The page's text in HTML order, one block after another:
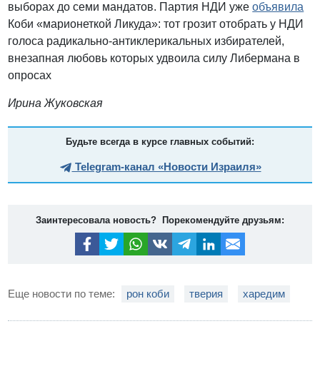
выборах до семи мандатов. Партия НДИ ужеобъявила
Коби «марионеткой Ликуда»: тот грозит отобрать у НДИ
голоса радикально-антиклерикальных избирателей,
внезапная любовь которых удвоила силу Либермана в
опросах
Ирина Жуковская
Будьте всегда в курсе главных событий:
Telegram-канал «Новости Израиля»
Заинтересовала новость? Порекомендуйте друзьям:
Еще новости по теме: рон коби тверия харедим